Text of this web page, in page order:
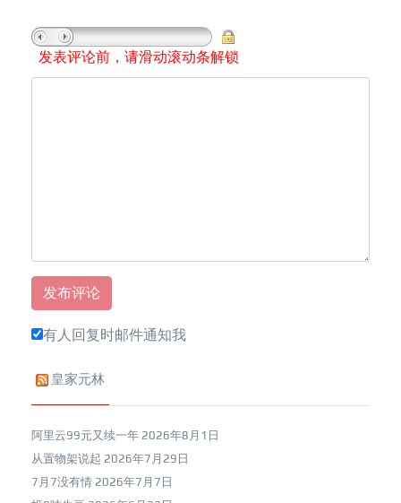
发表评论前，请滑动滚动条解锁
有人回复时邮件通知我
皇家元林
阿里云99元又续一年 2026年8月1日
从置物架说起 2026年7月29日
7月7没有情 2026年7月7日